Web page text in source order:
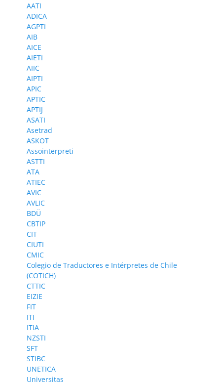
AATI
ADICA
AGPTI
AIB
AICE
AIETI
AIIC
AIPTI
APIC
APTIC
APTIJ
ASATI
Asetrad
ASKOT
Assointerpreti
ASTTI
ATA
ATIEC
AVIC
AVLIC
BDÜ
CBTIP
CIT
CIUTI
CMIC
Colegio de Traductores e Intérpretes de Chile
(COTICH)
CTTIC
EIZIE
FIT
ITI
ITIA
NZSTI
SFT
STIBC
UNETICA
Universitas